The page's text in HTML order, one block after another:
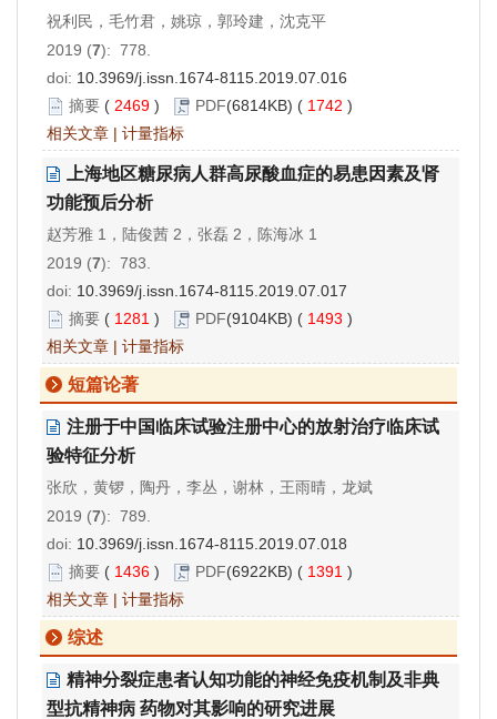
祝利民，毛竹君，姚琼，郭玲建，沈克平
2019 (7): 778.
doi: 10.3969/j.issn.1674-8115.2019.07.016
摘要 ( 2469 ) PDF(6814KB) ( 1742 )
相关文章 | 计量指标
上海地区糖尿病人群高尿酸血症的易患因素及肾
功能预后分析
赵芳雅 1，陆俊茜 2，张磊 2，陈海冰 1
2019 (7): 783.
doi: 10.3969/j.issn.1674-8115.2019.07.017
摘要 ( 1281 ) PDF(9104KB) ( 1493 )
相关文章 | 计量指标
短篇论著
注册于中国临床试验注册中心的放射治疗临床试
验特征分析
张欣，黄锣，陶丹，李丛，谢林，王雨晴，龙斌
2019 (7): 789.
doi: 10.3969/j.issn.1674-8115.2019.07.018
摘要 ( 1436 ) PDF(6922KB) ( 1391 )
相关文章 | 计量指标
综述
精神分裂症患者认知功能的神经免疫机制及非典
型抗精神病 药物对其影响的研究进展